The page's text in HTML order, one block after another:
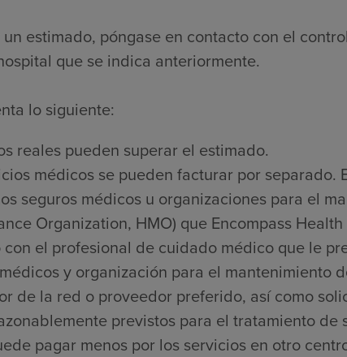
estimado, póngase en contacto con el
que se indica anteriormente.
lo siguiente:
reales pueden superar el estimado.
médicos se pueden facturar por
seguros médicos u organizaciones para el
Organization, HMO) que Encompass
el profesional de cuidado médico que le
y organización para el mantenimiento
de la red o proveedor preferido, así como
previstos para el tratamiento de
pagar menos por los servicios en otro